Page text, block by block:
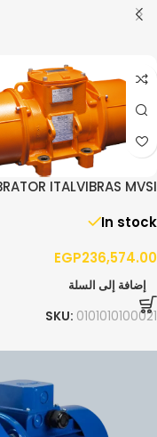
ITALVIBRAS MVSI
In stock
EGP236,574.00
إضافة إلى السلة
SKU: 0101010100021